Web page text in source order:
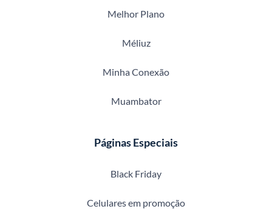
Melhor Plano
Méliuz
Minha Conexão
Muambator
Páginas Especiais
Black Friday
Celulares em promoção